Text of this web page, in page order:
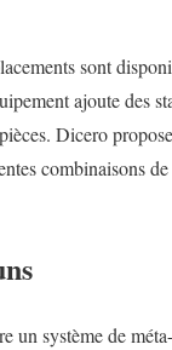
sont
ajoute des
Dicero
combinaisons
un système de